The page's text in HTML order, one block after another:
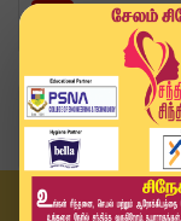
Home
அரசியல்